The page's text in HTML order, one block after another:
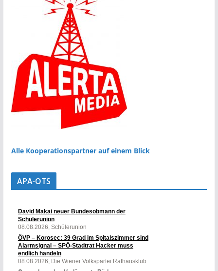
Alle Kooperationspartner auf einem Blick
APA-OTS